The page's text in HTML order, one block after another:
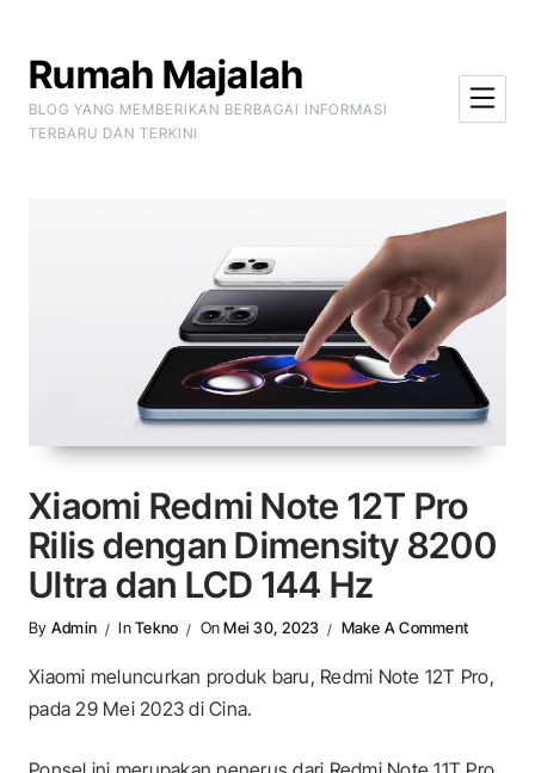
Rumah Majalah
BLOG YANG MEMBERIKAN BERBAGAI INFORMASI
TERBARU DAN TERKINI
Xiaomi Redmi Note 12T Pro
Rilis dengan Dimensity 8200
Ultra dan LCD 144 Hz
By Admin InTekno OnMei 30, 2023 Make A CommentOn
Xiaomi meluncurkan produk baru, Redmi Note 12T Pro,
pada 29 Mei 2023 di Cina.